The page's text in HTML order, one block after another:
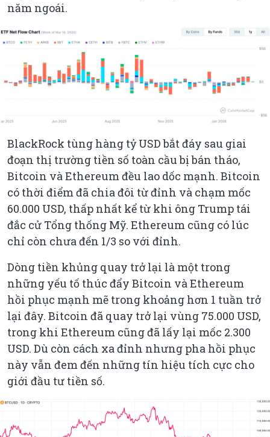
năm ngoái.
BlackRock tùng hàng tỷ USD bắt đáy sau giai
đoạn thị trường tiền số toàn cầu bị bán tháo,
Bitcoin và Ethereum đều lao dốc mạnh. Bitcoin
có thời điểm đã chia đôi từ đỉnh và chạm mốc
60.000 USD, thấp nhất kể từ khi ông Trump tái
đắc cử Tổng thống Mỹ. Ethereum cũng có lúc
chỉ còn chưa đến 1/3 so với đỉnh.
Dòng tiền khủng quay trở lại là một trong
những yếu tố thúc đẩy Bitcoin và Ethereum
hồi phục mạnh mẽ trong khoảng hơn 1 tuần trở
lại đây. Bitcoin đã quay trở lại vùng 75.000 USD,
trong khi Ethereum cũng đã lấy lại mốc 2.300
USD. Dù còn cách xa đỉnh nhưng pha hồi phục
này vẫn đem đến những tín hiệu tích cực cho
giới đầu tư tiền số.